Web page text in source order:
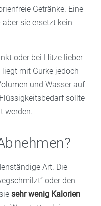
Getränke. Eine
sie ersetzt kein
oder bei Hitze lieber
liegt mit Gurke jedoch
und Wasser auf
sollte
werden.
Art. Die
oder den
sehr wenig Kalorien